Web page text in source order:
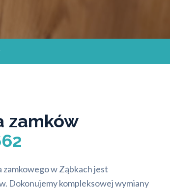
zamków
zamkowego w Ząbkach jest
Dokonujemy kompleksowej wymiany